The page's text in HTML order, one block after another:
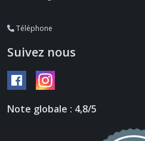
Téléphone
Suivez nous
Note globale : 4,8/5